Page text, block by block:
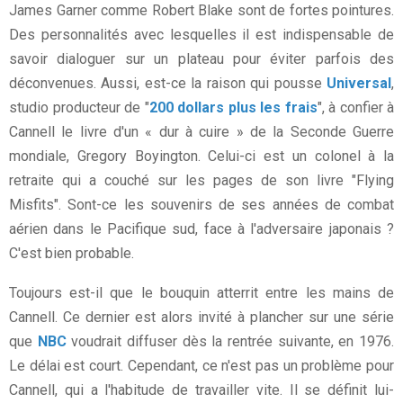
James Garner comme Robert Blake sont de fortes pointures.
Des personnalités avec lesquelles il est indispensable de
savoir dialoguer sur un plateau pour éviter parfois des
déconvenues. Aussi, est-ce la raison qui pousse Universal,
studio producteur de "200 dollars plus les frais", à confier à
Cannell le livre d'un « dur à cuire » de la Seconde Guerre
mondiale, Gregory Boyington. Celui-ci est un colonel à la
retraite qui a couché sur les pages de son livre "Flying
Misfits". Sont-ce les souvenirs de ses années de combat
aérien dans le Pacifique sud, face à l'adversaire japonais ?
C'est bien probable.
Toujours est-il que le bouquin atterrit entre les mains de
Cannell. Ce dernier est alors invité à plancher sur une série
que NBCvoudrait diffuser dès la rentrée suivante, en 1976.
Le délai est court. Cependant, ce n'est pas un problème pour
Cannell, qui a l'habitude de travailler vite. Il se définit lui-